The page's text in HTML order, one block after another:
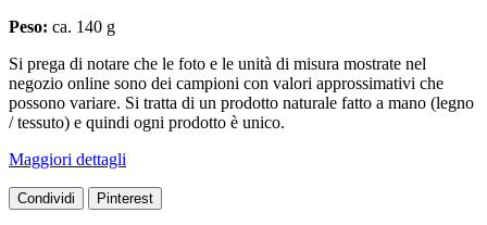
Peso: ca. 140 g
Si prega di notare che le foto e le unità di misura mostrate nel
negozio online sono dei campioni con valori approssimativi che
possono variare. Si tratta di un prodotto naturale fatto a mano (legno
/ tessuto) e quindi ogni prodotto è unico.
Maggiori dettagli
Condividi Pinterest